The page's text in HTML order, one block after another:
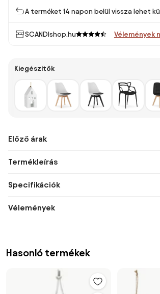
A terméket 14 napon belül vissza lehet
SCANDIshop.hu Vélemények
Kiegészítők
Előző árak
Termékleírás
Specifikációk
Vélemények
Hasonló termékek